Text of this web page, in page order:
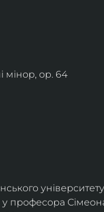
мінор, ор. 64
професора